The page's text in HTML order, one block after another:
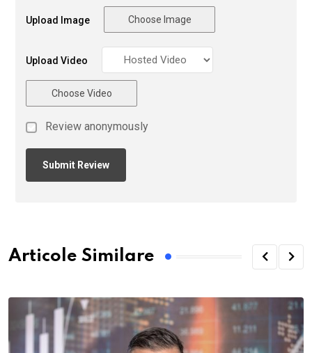
Upload Image Choose Image
Upload Video
Choose Video
Review anonymously
Articole Similare